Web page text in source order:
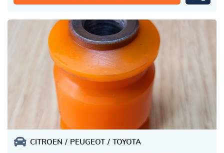
CITROEN PEUGEOT TOYOTA